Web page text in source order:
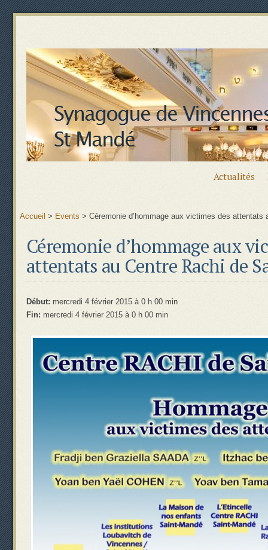
Actualités
Accueil > Events > Céremonie d’hommage aux victimes des attentats
Céremonie d’hommage aux
attentats au Centre Rachi de
Début: mercredi 4 février 2015 à 0 h 00 min
Fin: mercredi 4 février 2015 à 0 h 00 min